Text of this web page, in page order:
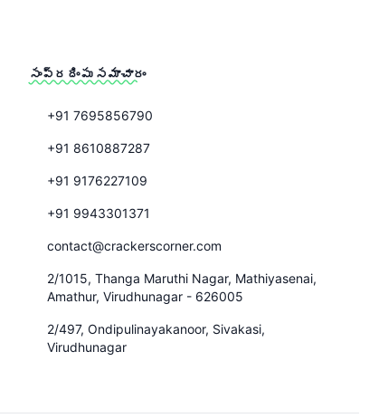
సంప్రదింపు సమాచారం
+91 7695856790
+91 8610887287
+91 9176227109
+91 9943301371
contact@crackerscorner.com
2/1015, Thanga Maruthi Nagar, Mathiyasenai,
Amathur, Virudhunagar - 626005
2/497, Ondipulinayakanoor, Sivakasi,
Virudhunagar